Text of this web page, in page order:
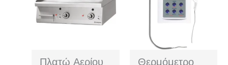
Πλατώ Αερίου
Θερμόμετρο